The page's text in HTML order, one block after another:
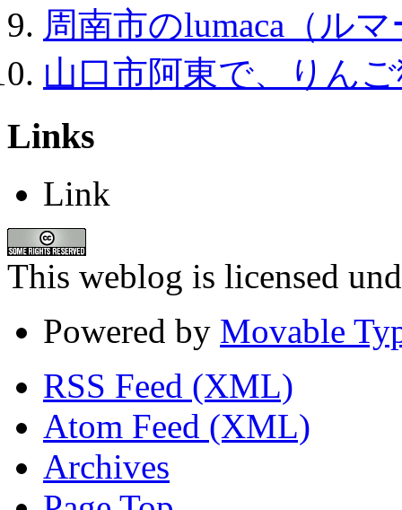
周南市のlumaca（ル
山口市阿東で、りん
Links
Link
This weblog is licensed
Powered by Movable
RSS Feed (XML)
Atom Feed (XML)
Archives